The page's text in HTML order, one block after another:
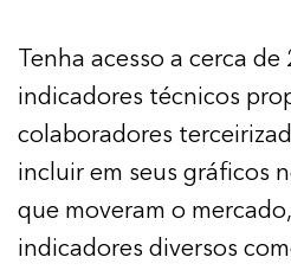
Tenha acesso a cerca
indicadores técnicos
colaboradores
incluir em seus gráficos
que moveram o
indicadores diversos